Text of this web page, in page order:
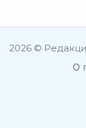
2026 ©
О